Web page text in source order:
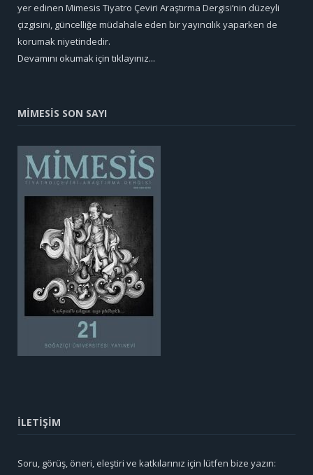
yer edinen Mimesis Tiyatro Çeviri Araştırma Dergisi’nin düzeyli
çizgisini, güncelliğe müdahale eden bir yayıncılık yaparken de
korumak niyetindedir.
Devamını okumak için tıklayınız...
MİMESİS SON SAYI
İLETİŞİM
Soru, görüş, öneri, eleştiri ve katkılarınız için lütfen bize yazın: